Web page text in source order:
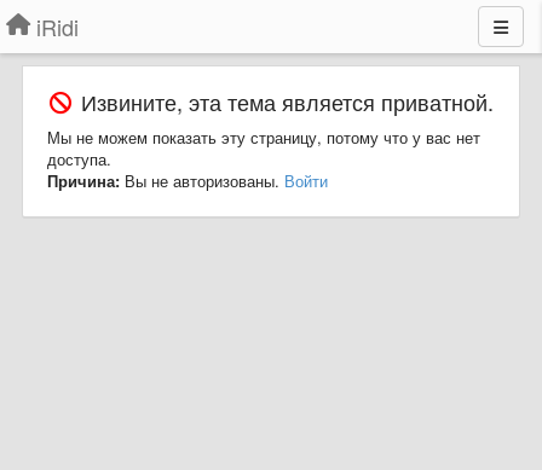
iRidi
Извините, эта тема является приватной.
Мы не можем показать эту страницу, потому что у вас нет
доступа.
Причина: Вы не авторизованы. Войти